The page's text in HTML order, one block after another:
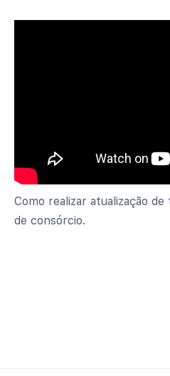
Como realizar atualização
de consórcio.